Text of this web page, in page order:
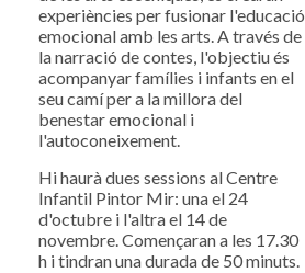
experiències per fusionar l'educació
emocional amb les arts. A través de
la narració de contes, l'objectiu és
acompanyar famílies i infants en el
seu camí per a la millora del
benestar emocional i
l'autoconeixement.
Hi haurà dues sessions al Centre
Infantil Pintor Mir: una el 24
d'octubre i l'altra el 14 de
novembre. Començaran a les 17.30
h i tindran una durada de 50 minuts.